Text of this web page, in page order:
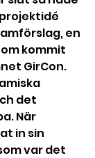
en
kommit
GirCon.
det
När
in sin
var det